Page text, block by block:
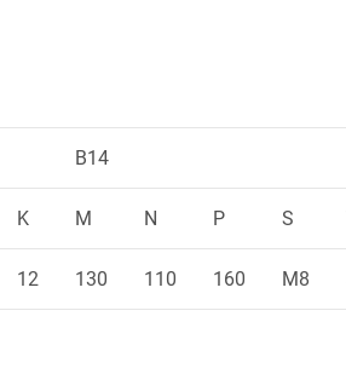
B14
K M N P S
12 130 110 160 M8